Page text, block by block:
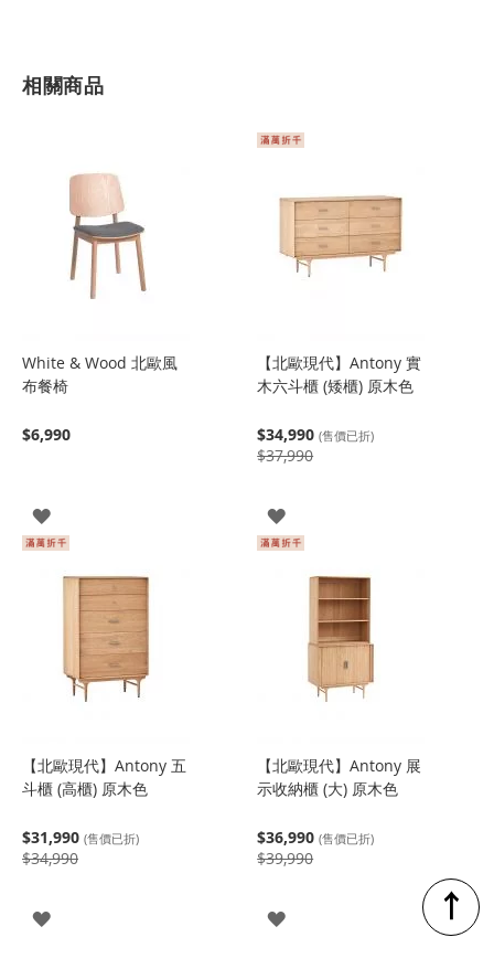
相關商品
White & Wood 北歐風
布餐椅
$6,990
登
入
【北歐現代】Antony 實
木六斗櫃 (矮櫃) 原木色
$34,990 (售價已折)
$37,990
登
入
【北歐現代】Antony 五
斗櫃 (高櫃) 原木色
$31,990 (售價已折)
$34,990
登
【北歐現代】Antony 展
示收納櫃 (大) 原木色
$36,990 (售價已折)
$39,990
登
↑